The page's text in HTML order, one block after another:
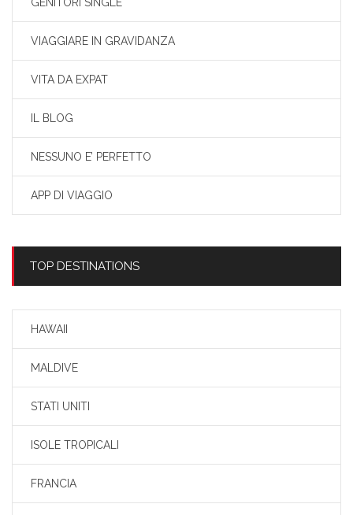
GENITORI SINGLE
VIAGGIARE IN GRAVIDANZA
VITA DA EXPAT
IL BLOG
NESSUNO E’ PERFETTO
APP DI VIAGGIO
TOP DESTINATIONS
HAWAII
MALDIVE
STATI UNITI
ISOLE TROPICALI
FRANCIA